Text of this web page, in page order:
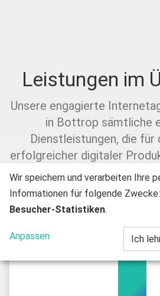
Leistungen im
Unsere engagierte
in Bottrop sämtliche
Dienstleistungen, die für
erfolgreicher digitaler
sind.
Wir speichern und verarbeiten Ihre
Informationen für folgende Zwecke:
Besucher-Statistiken.
Anpassen Ich